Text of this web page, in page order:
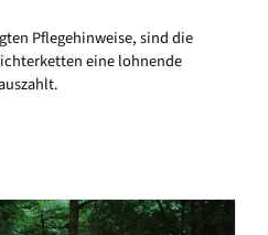
Pflegehinweise, sind die
eine lohnende